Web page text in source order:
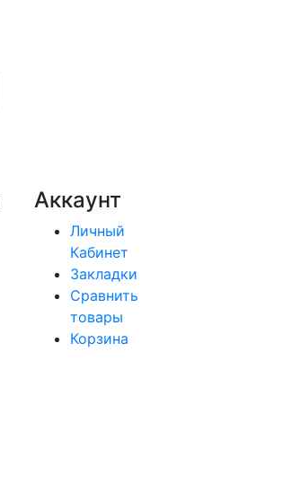
Аккаунт
Личный
Кабинет
Закладки
Сравнить
товары
Корзина